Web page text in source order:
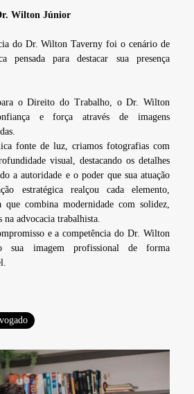
Wilton Júnior
do Dr. Wilton Taverny foi o cenário de
pensada para destacar sua presença
o Direito do Trabalho, o Dr. Wilton
e força através de imagens
fonte de luz, criamos fotografias com
visual, destacando os detalhes
a autoridade e o poder que sua atuação
estratégica realçou cada elemento,
que combina modernidade com solidez,
na advocacia trabalhista.
e a competência do Dr. Wilton
sua imagem profissional de forma